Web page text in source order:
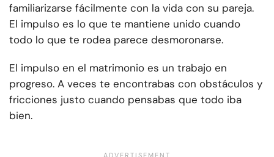
familiarizarse fácilmente con la vida con su pareja.
El impulso es lo que te mantiene unido cuando
todo lo que te rodea parece desmoronarse.
El impulso en el matrimonio es un trabajo en
progreso. A veces te encontrabas con obstáculos y
fricciones justo cuando pensabas que todo iba
bien.